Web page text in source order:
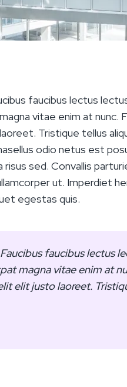
faucibus lectus
vitae enim at nunc.
Tristique tellus
odio netus est
sed. Convallis
ut. Imperdiet
egestas quis.
faucibus lectus
magna vitae enim at
elit justo laoreet.